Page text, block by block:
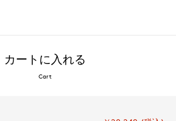
カートに入れる
Cart